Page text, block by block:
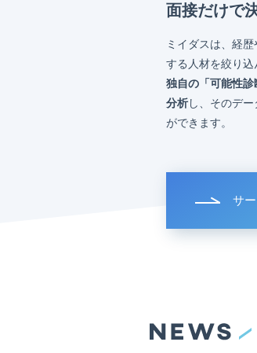
面接だけで
ミイダスは、経
する人材を絞り込
独自の「可能性
分析し、そのデ
ができます。
サ